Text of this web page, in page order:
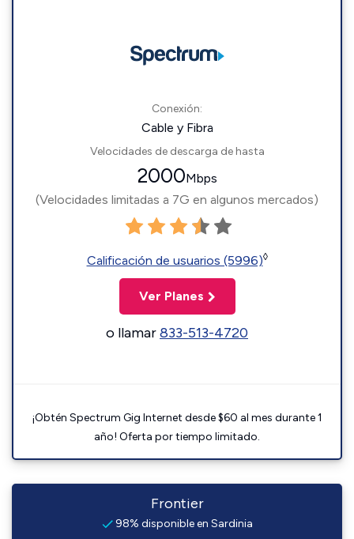
Conexión:
Cable y Fibra
Velocidades de descarga de hasta
2000Mbps
(Velocidades limitadas a 7G en algunos mercados)
Calificación de usuarios (5996)◊
Ver Planes
o llamar833-513-4720
¡Obtén Spectrum Gig Internet desde $60 al mes durante 1
año! Oferta por tiempo limitado.
Frontier
98% disponible en Sardinia